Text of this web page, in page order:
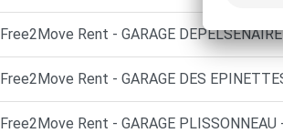
Free2Move Rent - GARAGE
Free2Move Rent - GARAGE DES
Free2Move Rent - GARAGE PLISSONNEAU